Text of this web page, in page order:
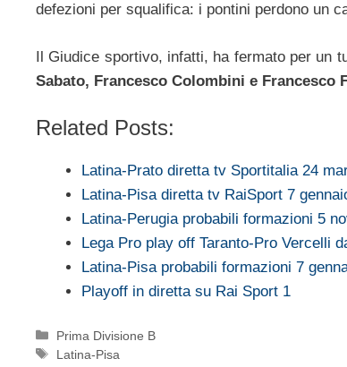
defezioni per squalifica: i pontini perdono un
Il Giudice sportivo, infatti, ha fermato per un
Sabato, Francesco Colombini e Francesco
Related Posts:
Latina-Prato diretta tv Sportitalia 24
Latina-Pisa diretta tv RaiSport 7
Latina-Perugia probabili formazioni 5
Lega Pro play off Taranto-Pro Vercelli
Latina-Pisa probabili formazioni 7
Playoff in diretta su Rai Sport 1
Categorie
Prima Divisione B
Tag
Latina-Pisa